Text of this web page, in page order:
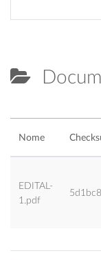
Nome
EDITAL-
1.pdf